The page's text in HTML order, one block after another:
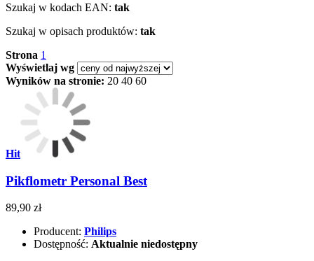
Szukaj w kodach EAN: tak
Szukaj w opisach produktów: tak
Strona 1
Wyświetlaj wg
Wyników na stronie: 20 40 60
Hit
Pikflometr Personal Best
89,90 zł
Producent: Philips
Dostępność: Aktualnie niedostępny